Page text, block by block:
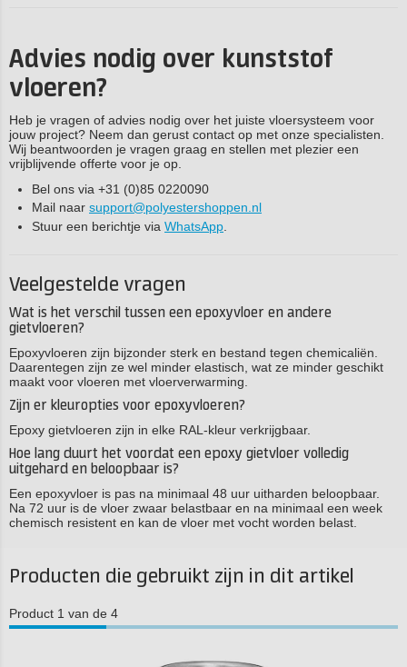
Advies nodig over kunststof
vloeren?
Heb je vragen of advies nodig over het juiste vloersysteem voor
jouw project? Neem dan gerust contact op met onze specialisten.
Wij beantwoorden je vragen graag en stellen met plezier een
vrijblijvende offerte voor je op.
Bel ons via +31 (0)85 0220090
Mail naar support@polyestershoppen.nl
Stuur een berichtje via WhatsApp
Veelgestelde vragen
Wat is het verschil tussen een epoxyvloer en andere
gietvloeren?
Epoxyvloeren zijn bijzonder sterk en bestand tegen chemicaliën.
Daarentegen zijn ze wel minder elastisch, wat ze minder geschikt
maakt voor vloeren met vloerverwarming.
Zijn er kleuropties voor epoxyvloeren?
Epoxy gietvloeren zijn in elke RAL-kleur verkrijgbaar.
Hoe lang duurt het voordat een epoxy gietvloer volledig
uitgehard en beloopbaar is?
Een epoxyvloer is pas na minimaal 48 uur uitharden beloopbaar.
Na 72 uur is de vloer zwaar belastbaar en na minimaal een week
chemisch resistent en kan de vloer met vocht worden belast.
Producten die gebruikt zijn in dit artikel
Product 1 van de 4